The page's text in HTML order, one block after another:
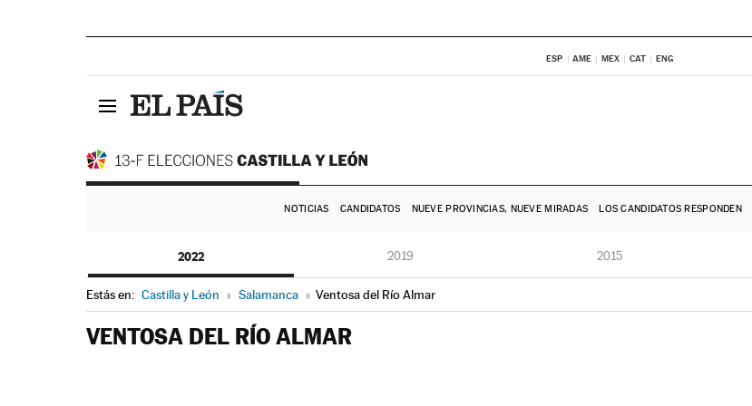
ESP AME MEX CAT ENG
NOTICIAS CANDIDATOS NUEVE PROVINCIAS, NUEVE MIRADAS LOS CANDIDATOS RESPONDEN
2022 2019 2015
Estás en: Castilla y León » Salamanca » Ventosa del Río Almar
VENTOSA DEL RÍO ALMAR